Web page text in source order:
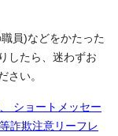
員)などをかたった
したら、迷わずお
さい。
ショートメッセー
詐欺注意リーフレ